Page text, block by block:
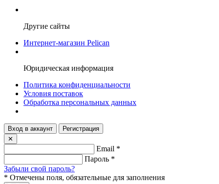
Другие сайты
Интернет-магазин Pelican
Юридическая информация
Политика конфиденциальности
Условия поставок
Обработка персональных данных
Вход в аккаунт
Регистрация
✕
Email *
Пароль *
Забыли свой пароль?
* Отмечены поля, обязательные для заполнения